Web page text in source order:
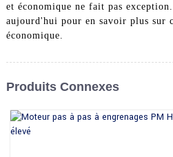
et économique ne fait pas
aujourd'hui pour en savoir plus sur
économique.
Produits Connexes